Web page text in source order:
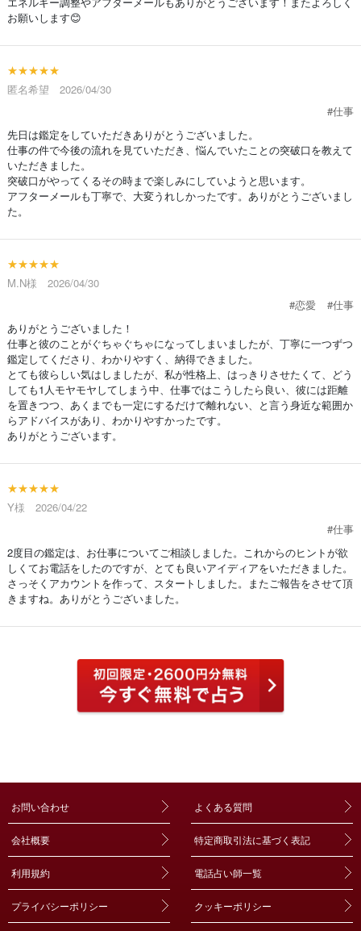
お願いします😊
★★★★★
匿名希望 2026/04/30
#仕事
先日は鑑定をしていただきありがとうございました。
仕事の件で今後の流れを見ていただき、悩んでいたことの突破口を教えて
いただきました。
突破口がやってくるその時まで楽しみにしていようと思います。
アフターメールも丁寧で、大変うれしかったです。ありがとうございまし
た。
★★★★★
M.N様 2026/04/30
#恋愛
#仕事
ありがとうございました！
仕事と彼のことがぐちゃぐちゃになってしまいましたが、丁寧に一つずつ
鑑定してくださり、わかりやすく、納得できました。
とても彼らしい気はしましたが、私が性格上、はっきりさせたくて、どう
しても1人モヤモヤしてしまう中、仕事ではこうしたら良い、彼には距離
を置きつつ、あくまでも一定にするだけで離れない、と言う身近な範囲か
らアドバイスがあり、わかりやすかったです。
ありがとうございます。
★★★★★
Y様 2026/04/22
#仕事
2度目の鑑定は、お仕事についてご相談しました。これからのヒントが欲
しくてお電話をしたのですが、とても良いアイディアをいただきました。
さっそくアカウントを作って、スタートしました。またご報告をさせて頂
きますね。ありがとうございました。
お問い合わせ よくある質問
会社概要 特定商取引法に基づく表記
利用規約 電話占い師一覧
プライバシーポリシー クッキーポリシー